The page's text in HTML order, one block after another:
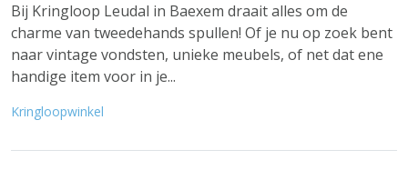
Bij Kringloop Leudal in Baexem draait alles om de
charme van tweedehands spullen! Of je nu op zoek bent
naar vintage vondsten, unieke meubels, of net dat ene
handige item voor in je...
Kringloopwinkel